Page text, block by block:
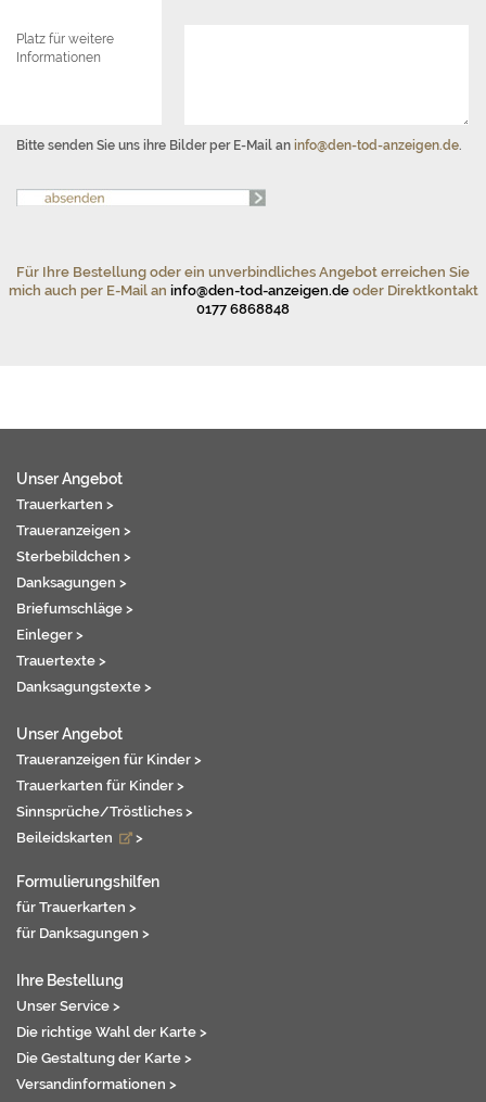
Platz für weitere
Informationen
Bitte senden Sie uns ihre Bilder per E-Mail an info@den-tod-anzeigen.de.
Für Ihre Bestellung oder ein unverbindliches Angebot erreichen Sie
mich auch per E-Mail an info@den-tod-anzeigen.deoder Direktkontakt
0177 6868848
Unser Angebot
Trauerkarten >
Traueranzeigen >
Sterbebildchen >
Danksagungen >
Briefumschläge >
Einleger >
Trauertexte >
Danksagungstexte >
Unser Angebot
Traueranzeigen für Kinder >
Trauerkarten für Kinder >
Sinnsprüche/Tröstliches >
Beileidskarten
>
Formulierungshilfen
für Trauerkarten >
für Danksagungen >
Ihre Bestellung
Unser Service >
Die richtige Wahl der Karte >
Die Gestaltung der Karte >
Versandinformationen >